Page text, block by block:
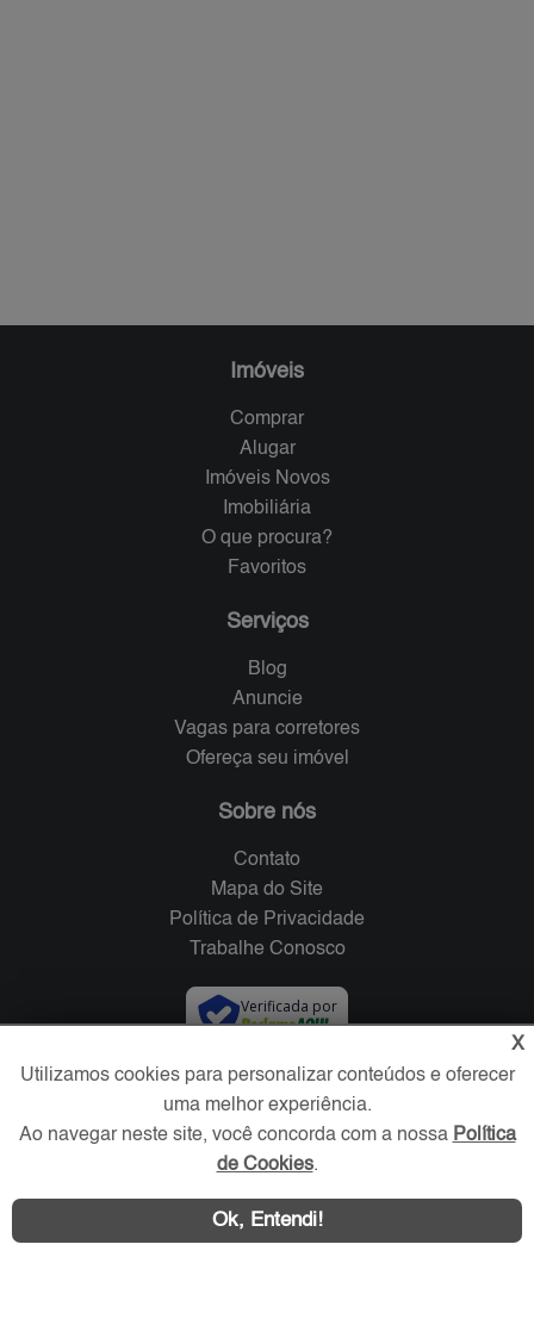
Imóveis
Comprar
Alugar
Imóveis Novos
Imobiliária
O que procura?
Favoritos
Serviços
Blog
Anuncie
Vagas para corretores
Ofereça seu imóvel
Sobre nós
Contato
Mapa do Site
Política de Privacidade
Trabalhe Conosco
Verificada por
Redes Sociais
X
Utilizamos cookies para personalizar conteúdos e oferecer
uma melhor experiência.
Ao navegar neste site, você concorda com a nossa Política
de Cookies.
Ok, Entendi!